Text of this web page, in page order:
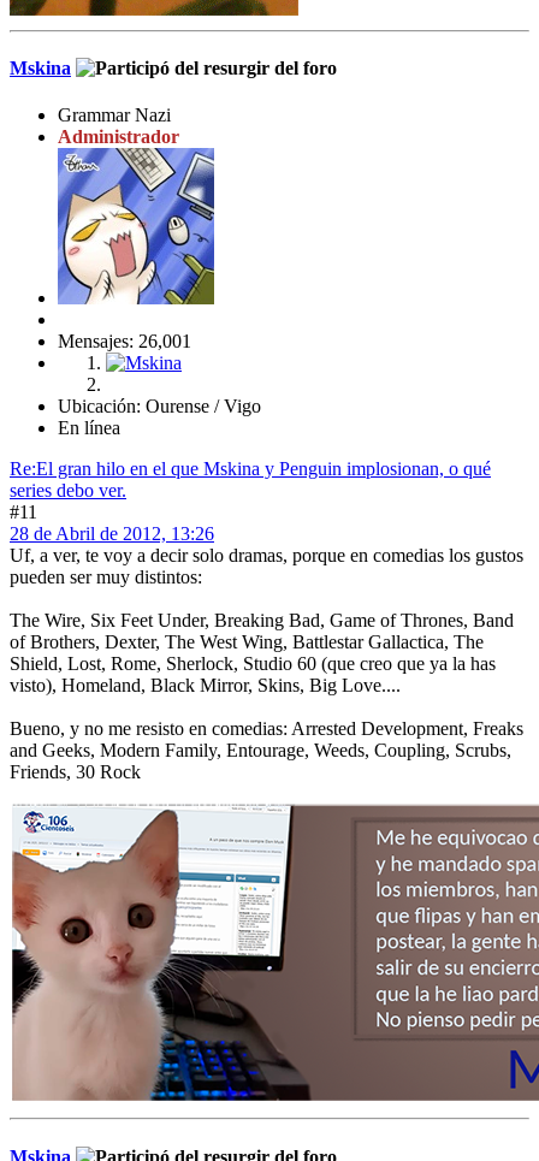
Mskina
Grammar Nazi
Administrador
Mensajes: 26,001
Ubicación: Ourense / Vigo
En línea
Re:El gran hilo en el que Mskina y Penguin implosionan, o qué
series debo ver.
#11
28 de Abril de 2012, 13:26
Uf, a ver, te voy a decir solo dramas, porque en comedias los gustos
pueden ser muy distintos:
The Wire, Six Feet Under, Breaking Bad, Game of Thrones, Band
of Brothers, Dexter, The West Wing, Battlestar Gallactica, The
Shield, Lost, Rome, Sherlock, Studio 60 (que creo que ya la has
visto), Homeland, Black Mirror, Skins, Big Love....
Bueno, y no me resisto en comedias: Arrested Development, Freaks
and Geeks, Modern Family, Entourage, Weeds, Coupling, Scrubs,
Friends, 30 Rock
Mskina